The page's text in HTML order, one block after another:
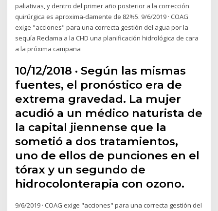
paliativas, y dentro del primer año posterior a la corrección
quirúrgica es aproxima-damente de 82%5. 9/6/2019 · COAG
exige "acciones" para una correcta gestión del agua por la
sequía Reclama a la CHD una planificación hidrológica de cara
a la próxima campaña
10/12/2018 · Según las mismas
fuentes, el pronóstico era de
extrema gravedad. La mujer
acudió a un médico naturista de
la capital jiennense que la
sometió a dos tratamientos,
uno de ellos de punciones en el
tórax y un segundo de
hidrocolonterapia con ozono.
9/6/2019 · COAG exige "acciones" para una correcta gestión del